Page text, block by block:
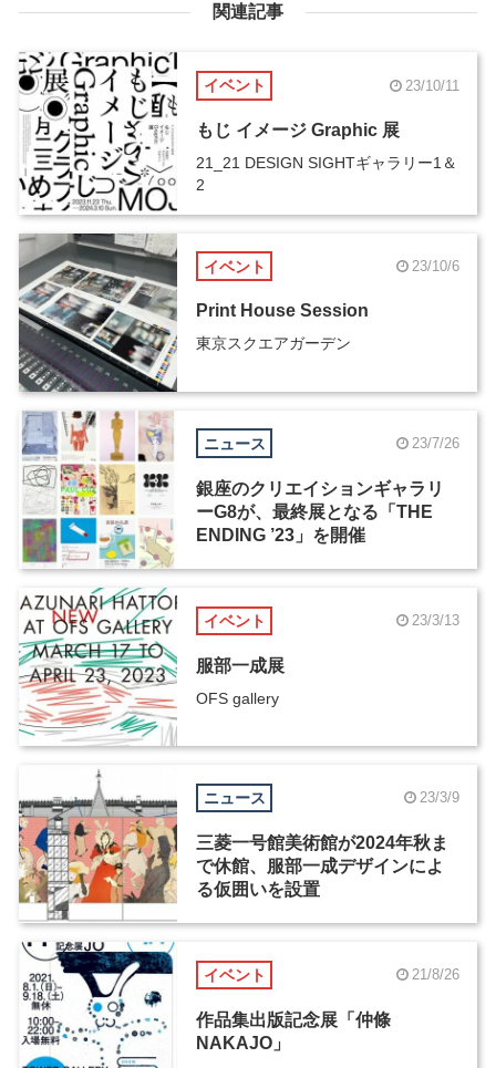
関連記事
イベント 23/10/11
もじ イメージ Graphic 展
21_21 DESIGN SIGHTギャラリー1＆
2
イベント 23/10/6
Print House Session
東京スクエアガーデン
ニュース 23/7/26
銀座のクリエイションギャラリ
ーG8が、最終展となる「THE
ENDING ’23」を開催
イベント 23/3/13
服部一成展
OFS gallery
ニュース 23/3/9
三菱一号館美術館が2024年秋ま
で休館、服部一成デザインによ
る仮囲いを設置
イベント 21/8/26
作品集出版記念展「仲條
NAKAJO」